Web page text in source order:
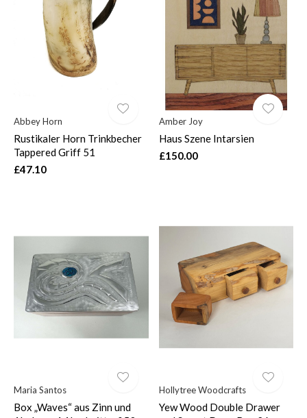
Abbey Horn
Rustikaler Horn Trinkbecher
Tappered Griff 51
£47.10
Amber Joy
Haus Szene Intarsien
£150.00
Maria Santos
Box „Waves“ aus Zinn und
Hollytree Woodcrafts
Yew Wood Double Drawer